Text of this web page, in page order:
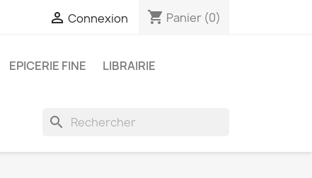
 Connexion shopping_cart Panier (0)
EPICERIE FINE
LIBRAIRIE
search